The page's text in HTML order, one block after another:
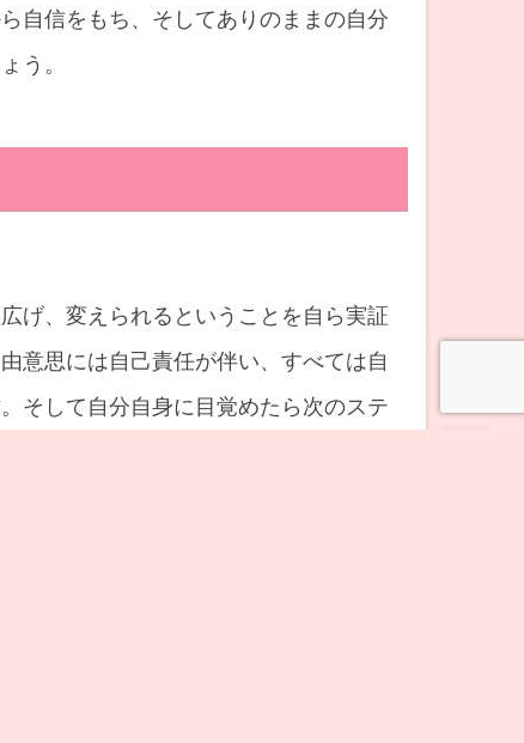
自信をもち、そしてありのままの自分
う。
げ、変えられるということを自ら実証
意思には自己責任が伴い、すべては自
そして自分自身に目覚めたら次のステ